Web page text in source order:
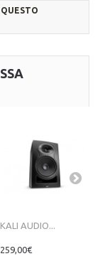
KALI AUDIO...
259,00€